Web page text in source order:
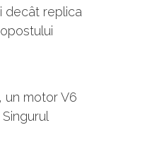
decât replica
motor V6